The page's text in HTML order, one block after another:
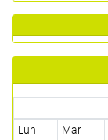
Lun
Mar